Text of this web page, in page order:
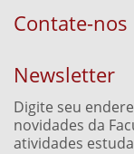
Contate-nos
Newsletter
Digite seu
novidades da
atividades